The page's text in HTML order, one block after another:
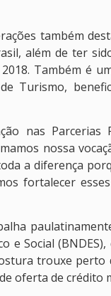
também
além de ter
Também é
Turismo,
nas Parcerias
nossa
a diferença
fortalecer
e Social
trouxe
oferta de crédito